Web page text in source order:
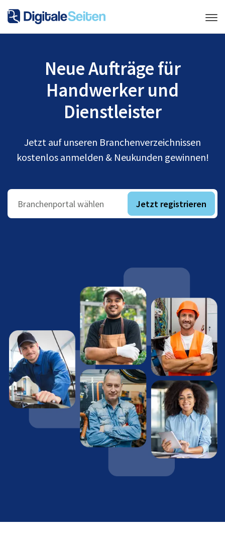
Neue Aufträge für
Handwerker und
Dienstleister
Jetzt auf unseren Branchenverzeichnissen
kostenlos anmelden & Neukunden gewinnen!
Branchenportal wählen Jetzt registrieren